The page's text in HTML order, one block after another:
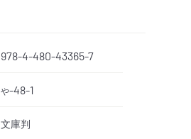
978-4-480-43365-7
や-48-1
文庫判